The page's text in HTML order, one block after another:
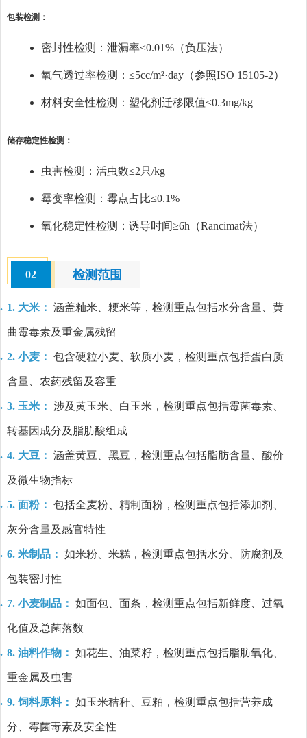
包装检测：
密封性检测：泄漏率≤0.01%（负压法）
氧气透过率检测：≤5cc/m²·day（参照ISO 15105-2）
材料安全性检测：塑化剂迁移限值≤0.3mg/kg
储存稳定性检测：
虫害检测：活虫数≤2只/kg
霉变率检测：霉点占比≤0.1%
氧化稳定性检测：诱导时间≥6h（Rancimat法）
02 检测范围
1. 大米： 涵盖籼米、粳米等，检测重点包括水分含量、黄
曲霉毒素及重金属残留
2. 小麦： 包含硬粒小麦、软质小麦，检测重点包括蛋白质
含量、农药残留及容重
3. 玉米： 涉及黄玉米、白玉米，检测重点包括霉菌毒素、
转基因成分及脂肪酸组成
4. 大豆： 涵盖黄豆、黑豆，检测重点包括脂肪含量、酸价
及微生物指标
5. 面粉： 包括全麦粉、精制面粉，检测重点包括添加剂、
灰分含量及感官特性
6. 米制品： 如米粉、米糕，检测重点包括水分、防腐剂及
包装密封性
7. 小麦制品： 如面包、面条，检测重点包括新鲜度、过氧
化值及总菌落数
8. 油料作物： 如花生、油菜籽，检测重点包括脂肪氧化、
重金属及虫害
9. 饲料原料： 如玉米秸秆、豆粕，检测重点包括营养成
分、霉菌毒素及安全性